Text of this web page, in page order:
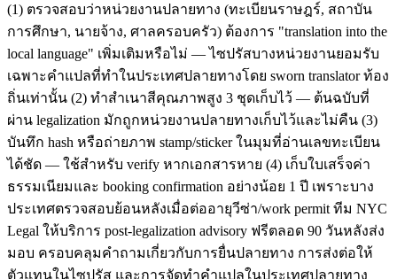
(1) ตรวจสอบว่าหน่วยงานปลายทาง (ทะเบียนราษฎร์, สถาบัน
การศึกษา, นายจ้าง, ศาลครอบครัว) ต้องการ "translation into the
local language" เพิ่มเติมหรือไม่ — ไซปรัสบางหน่วยงานยอมรับ
เฉพาะคำแปลที่ทำในประเทศปลายทางโดย sworn translator ท้อง
ถิ่นเท่านั้น (2) ทำสำเนาสีคุณภาพสูง 3 ชุดเก็บไว้ — ต้นฉบับที่
ผ่าน legalization มักถูกหน่วยงานปลายทางเก็บไว้และไม่คืน (3)
บันทึก hash หรือถ่ายภาพ stamp/sticker ในมุมที่อ่านเลขทะเบียน
ได้ชัด — ใช้สำหรับ verify หากเอกสารหาย (4) เก็บใบเสร็จค่า
ธรรมเนียมและ booking confirmation อย่างน้อย 1 ปี เพราะบาง
ประเทศตรวจสอบย้อนหลังเมื่อต่ออายุวีซ่า/work permit ทีม NYC
Legal ให้บริการ post-legalization advisory ฟรีตลอด 90 วันหลังส่ง
มอบ ครอบคลุมคำถามเกี่ยวกับการยื่นปลายทาง การส่งต่อให้
ตัวแทนในไซปรัส และการจัดทำคำแปลในประเทศปลายทาง